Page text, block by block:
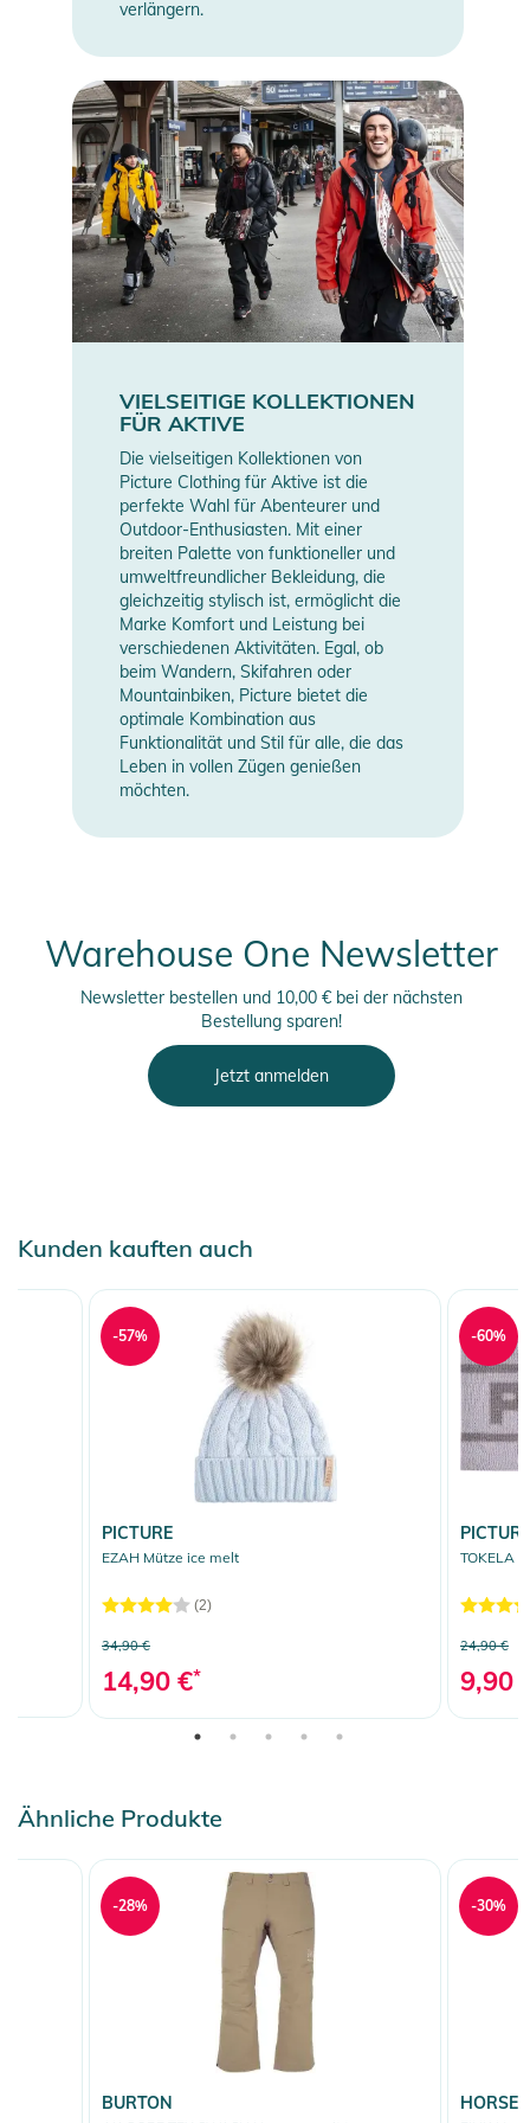
verlängern.
VIELSEITIGE KOLLEKTIONEN
FÜR AKTIVE
Die vielseitigen Kollektionen von
Picture Clothing für Aktive ist die
perfekte Wahl für Abenteurer und
Outdoor-Enthusiasten. Mit einer
breiten Palette von funktioneller und
umweltfreundlicher Bekleidung, die
gleichzeitig stylisch ist, ermöglicht die
Marke Komfort und Leistung bei
verschiedenen Aktivitäten. Egal, ob
beim Wandern, Skifahren oder
Mountainbiken, Picture bietet die
optimale Kombination aus
Funktionalität und Stil für alle, die das
Leben in vollen Zügen genießen
möchten.
Warehouse One Newsletter
Newsletter bestellen und 10,00 € bei der nächsten
Bestellung sparen!
Jetzt anmelden
Kunden kauften auch
PICTURE
EZAH Mütze ice melt
(2)
34,90 €
14,90 €*
-57%
PICTURE
TOKELA
24,90 €
9,90
-60%
Ähnliche Produkte
BURTON
-28% -30%